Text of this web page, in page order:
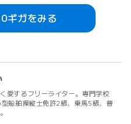
ギガをみる
愛するフリーライター。専門学校
船舶操縦士免許2級、乗馬5級、普